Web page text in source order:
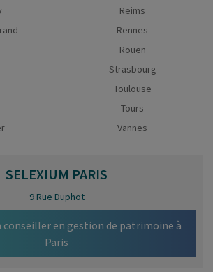
Reims
Rennes
Rouen
Strasbourg
Toulouse
Tours
Vannes
SELEXIUM PARIS
9 Rue Duphot
conseiller en gestion de patrimoine à
Paris